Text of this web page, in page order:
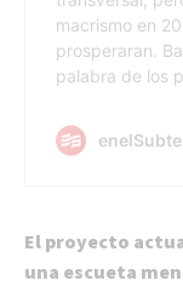
El proyecto
una escueta